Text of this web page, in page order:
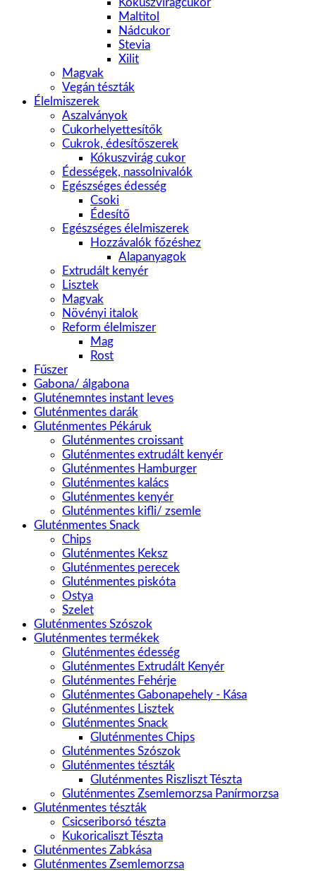
Kókuszvirágcukor
Maltitol
Nádcukor
Stevia
Xilit
Magvak
Vegán tészták
Élelmiszerek
Aszalványok
Cukorhelyettesítők
Cukrok, édesítőszerek
Kókuszvirág cukor
Édességek, nassolnivalók
Egészséges édesség
Csoki
Édesítő
Egészséges élelmiszerek
Hozzávalók főzéshez
Alapanyagok
Extrudált kenyér
Lisztek
Magvak
Növényi italok
Reform élelmiszer
Mag
Rost
Fűszer
Gabona/ álgabona
Gluténemntes instant leves
Gluténmentes darák
Gluténmentes Pékáruk
Gluténmentes croissant
Gluténmentes extrudált kenyér
Gluténmentes Hamburger
Gluténmentes kalács
Gluténmentes kenyér
Gluténmentes kifli/ zsemle
Gluténmentes Snack
Chips
Gluténmentes Keksz
Gluténmentes perecek
Gluténmentes piskóta
Ostya
Szelet
Gluténmentes Szószok
Gluténmentes termékek
Gluténmentes édesség
Gluténmentes Extrudált Kenyér
Gluténmentes Fehérje
Gluténmentes Gabonapehely - Kása
Gluténmentes Lisztek
Gluténmentes Snack
Gluténmentes Chips
Gluténmentes Szószok
Gluténmentes tészták
Gluténmentes Riszliszt Tészta
Gluténmentes Zsemlemorzsa Panírmorzsa
Gluténmentes tészták
Csicseriborsó tészta
Kukoricaliszt Tészta
Gluténmentes Zabkása
Gluténmentes Zsemlemorzsa